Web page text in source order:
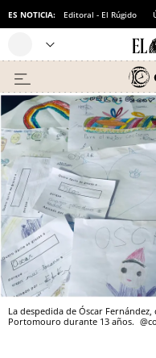
ES NOTICIA: Editoral - El Rúgido
La despedida de Óscar
Portomouro durante 13 años.